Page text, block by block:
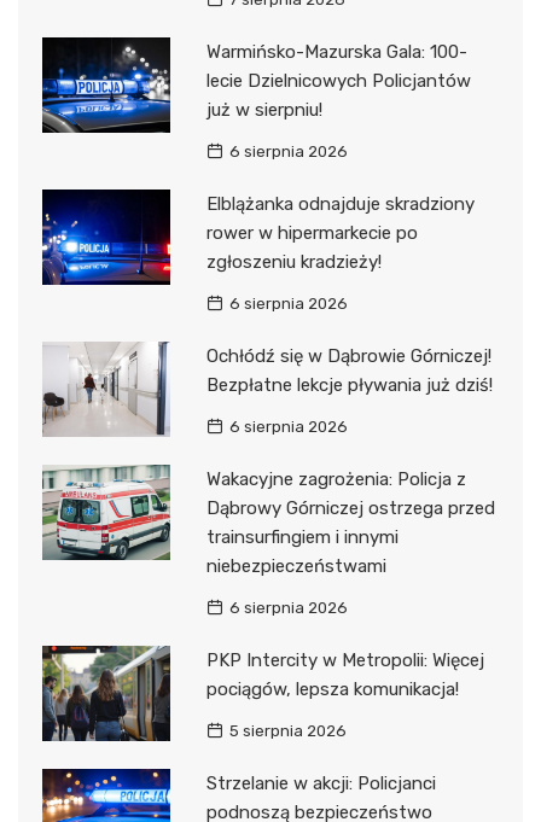
Warmińsko-Mazurska Gala: 100-
lecie Dzielnicowych Policjantów
już w sierpniu!
6 sierpnia 2026
Elblążanka odnajduje skradziony
rower w hipermarkecie po
zgłoszeniu kradzieży!
6 sierpnia 2026
Ochłódź się w Dąbrowie Górniczej!
Bezpłatne lekcje pływania już dziś!
6 sierpnia 2026
Wakacyjne zagrożenia: Policja z
Dąbrowy Górniczej ostrzega przed
trainsurfingiem i innymi
niebezpieczeństwami
6 sierpnia 2026
PKP Intercity w Metropolii: Więcej
pociągów, lepsza komunikacja!
5 sierpnia 2026
Strzelanie w akcji: Policjanci
podnoszą bezpieczeństwo